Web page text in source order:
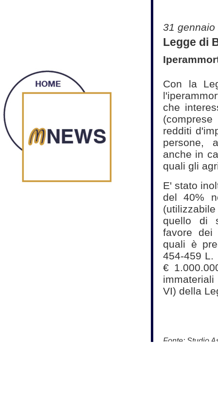
31 gennaio
Legge di
Con la
che
redditi
persone,
anche in
quali gli
E' stato
del 40%
quello di
favore dei
quali è
454-459 L.
€
VI) della
Fonte: Studio